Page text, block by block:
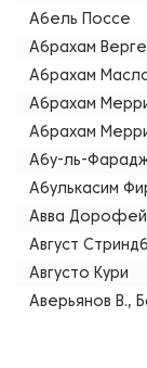
Абель Поссе
Абрахам
Абрахам
Абрахам
Абрахам
Абу-ль-
Абулькасим
Авва Дорофей
Август
Августо Кури
Аверьянов В.,